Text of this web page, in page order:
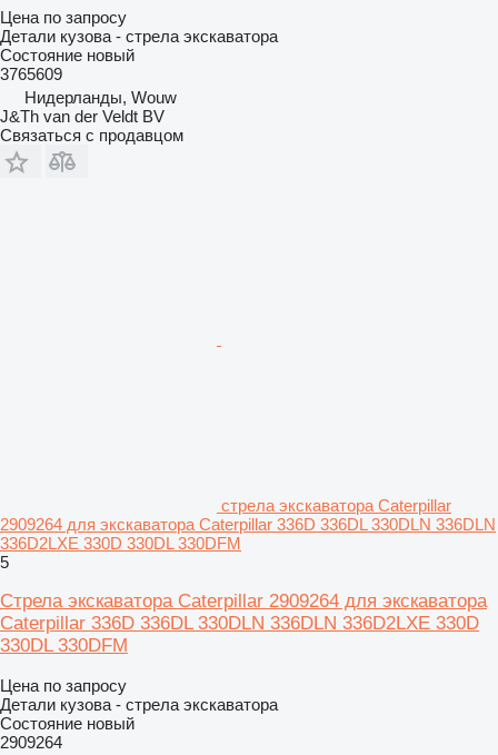
Цена по запросу
Детали кузова - стрела экскаватора
Состояние новый
3765609
Нидерланды, Wouw
J&Th van der Veldt BV
Связаться с продавцом
стрела экскаватора Caterpillar
2909264 для экскаватора Caterpillar 336D 336DL 330DLN 336DLN
336D2LXE 330D 330DL 330DFM
5
Стрела экскаватора Caterpillar 2909264 для экскаватора
Caterpillar 336D 336DL 330DLN 336DLN 336D2LXE 330D
330DL 330DFM
Цена по запросу
Детали кузова - стрела экскаватора
Состояние новый
2909264